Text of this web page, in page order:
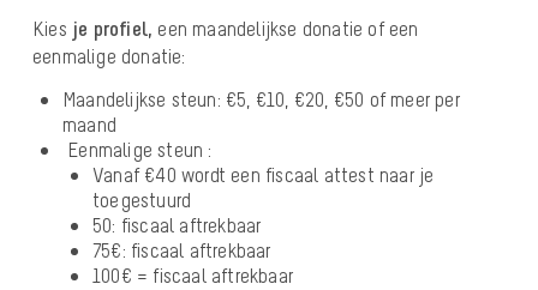
Kies je profiel, een maandelijkse donatie of een
eenmalige donatie:
Maandelijkse steun: €5, €10, €20, €50 of meer per
maand
Eenmalige steun :
Vanaf€40 wordt een fiscaal attest naar je
toegestuurd
50: fiscaal aftrekbaar
75€: fiscaal aftrekbaar
100€ = fiscaal aftrekbaar